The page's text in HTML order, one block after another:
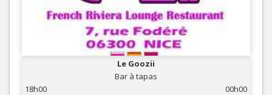
Le Goozii
Bar à tapas
18h00
00h00